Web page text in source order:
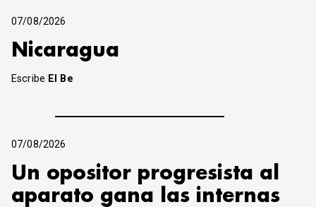
07/08/2026
Nicaragua
Escribe El Be
07/08/2026
Un opositor progresista al
aparato gana las internas